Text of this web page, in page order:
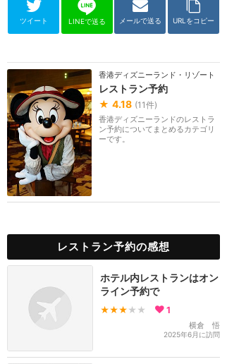
ツイート LINEで送る メールで送る URLをコピー
香港ディズニーランド・リゾート
レストラン予約
★ 4.18 (11件)
香港ディズニーランドのレストラ
ン予約についてまとめるカテゴリ
ーです。
レストラン予約の感想
ホテル内レストランはオン
ライン予約で
★★★ ★★ 1
横倉 悟
2025年6月に訪問